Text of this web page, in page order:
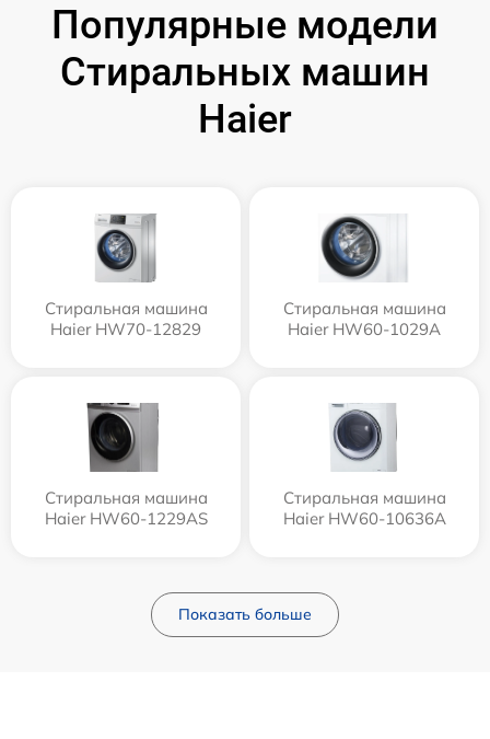
Популярные модели
Стиральных машин
Haier
Стиральная машина
Haier HW70-12829
Стиральная машина
Haier HW60-1029A
Стиральная машина
Haier HW60-1229AS
Стиральная машина
Haier HW60-10636A
Показать больше